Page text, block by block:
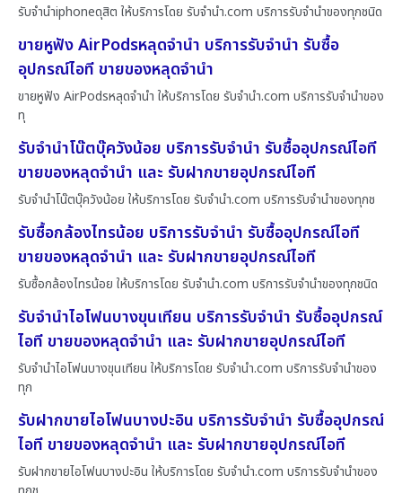
รับจำนำiphoneดุสิต ให้บริการโดย รับจํานํา.com บริการรับจำนำของทุกชนิด
ขายหูฟัง AirPodsหลุดจำนำ บริการรับจำนำ รับซื้อ
อุปกรณ์ไอที ขายของหลุดจำนำ
ขายหูฟัง AirPodsหลุดจำนำ ให้บริการโดย รับจํานํา.com บริการรับจำนำของ
ทุ
รับจำนำโน๊ตบุ๊ควังน้อย บริการรับจำนำ รับซื้ออุปกรณ์ไอที
ขายของหลุดจำนำ และ รับฝากขายอุปกรณ์ไอที
รับจำนำโน๊ตบุ๊ควังน้อย ให้บริการโดย รับจํานํา.com บริการรับจำนำของทุกช
รับซื้อกล้องไทรน้อย บริการรับจำนำ รับซื้ออุปกรณ์ไอที
ขายของหลุดจำนำ และ รับฝากขายอุปกรณ์ไอที
รับซื้อกล้องไทรน้อย ให้บริการโดย รับจํานํา.com บริการรับจำนำของทุกชนิด
รับจำนำไอโฟนบางขุนเทียน บริการรับจำนำ รับซื้ออุปกรณ์
ไอที ขายของหลุดจำนำ และ รับฝากขายอุปกรณ์ไอที
รับจำนำไอโฟนบางขุนเทียน ให้บริการโดย รับจํานํา.com บริการรับจำนำของ
ทุก
รับฝากขายไอโฟนบางปะอิน บริการรับจำนำ รับซื้ออุปกรณ์
ไอที ขายของหลุดจำนำ และ รับฝากขายอุปกรณ์ไอที
รับฝากขายไอโฟนบางปะอิน ให้บริการโดย รับจํานํา.com บริการรับจำนำของ